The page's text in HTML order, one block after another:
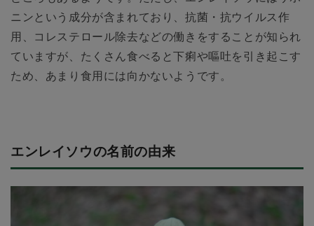
ニンという成分が含まれており、抗菌・抗ウイルス作
用、コレステロール除去などの働きをすることが知られ
ていますが、たくさん食べると下痢や嘔吐を引き起こす
ため、あまり食用には向かないようです。
エンレイソウの名前の由来